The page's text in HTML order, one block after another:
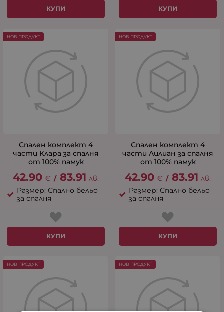
КУПИ КУПИ
Спален комплект 4
части Клара за спалня
от 100% памук
42.90 € / 83.91 лв.
Размер: Спално бельо
за спалня
КУПИ
НОВ ПРОДУКТ
Спален комплект 4
части Лилиан за спалня
от 100% памук
42.90 € / 83.91 лв.
Размер: Спално бельо
за спалня
КУПИ
НОВ ПРОДУКТ
НОВ ПРОДУКТ НОВ ПРОДУКТ